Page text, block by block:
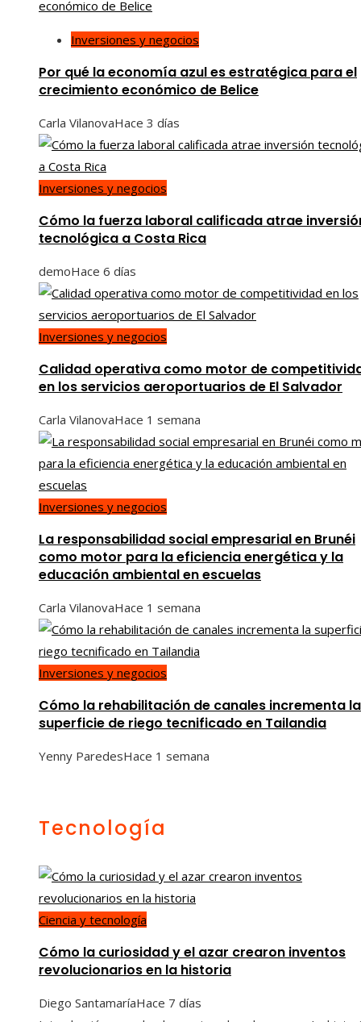
Inversiones y negocios
Por qué la economía azul es estratégica para el
crecimiento económico de Belice
Carla VilanovaHace 3 días
Inversiones y negocios
Cómo la fuerza laboral calificada atrae
tecnológica a Costa Rica
demoHace 6 días
Inversiones y negocios
Calidad operativa como motor de
en los servicios aeroportuarios de El Salvador
Carla VilanovaHace 1 semana
Inversiones y negocios
La responsabilidad social empresarial en Brunéi
como motor para la eficiencia energética y la
educación ambiental en escuelas
Carla VilanovaHace 1 semana
Inversiones y negocios
Cómo la rehabilitación de canales incrementa la
superficie de riego tecnificado en Tailandia
Yenny ParedesHace 1 semana
Tecnología
Ciencia y tecnología
Cómo la curiosidad y el azar crearon inventos
revolucionarios en la historia
Diego SantamaríaHace 7 días